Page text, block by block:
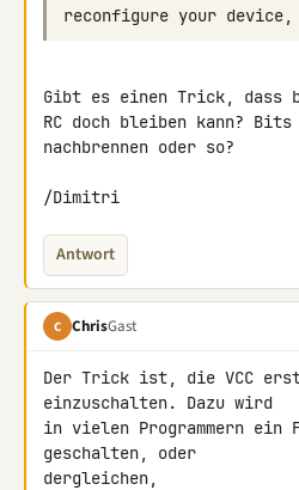
Gibt es einen Trick, dass
RC doch bleiben kann? Bits
nachbrennen oder so?
/Dimitri
Antwort
C ChrisGast
Der Trick ist, die VCC erst
einzuschalten. Dazu wird
in vielen Programmern ein
geschalten, oder
dergleichen,